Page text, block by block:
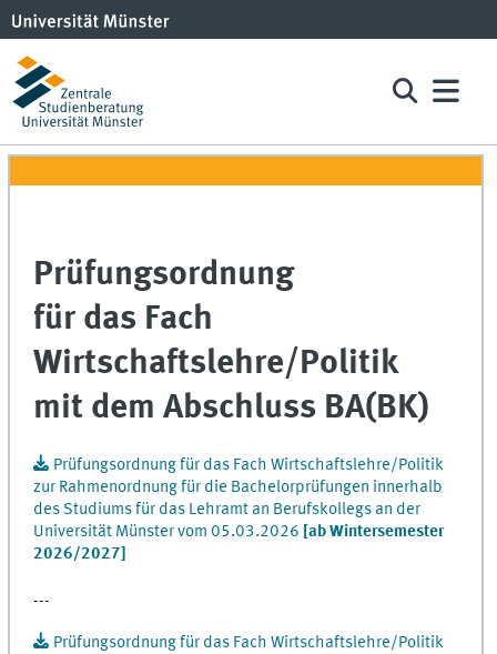
Prüfungsordnung
für das Fach
Wirtschaftslehre/Politik
mit dem Abschluss BA(BK)
Prüfungsordnung für das Fach Wirtschaftslehre/Politik
zur Rahmenordnung für die Bachelorprüfungen innerhalb
des Studiums für das Lehramt an Berufskollegs an der
Universität Münster vom 05.03.2026 [ab Wintersemester
2026/2027]
---
Prüfungsordnung für das Fach Wirtschaftslehre/Politik